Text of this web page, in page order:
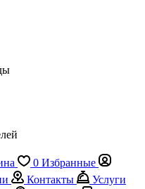
0 Избранные
Контакты
Услуги